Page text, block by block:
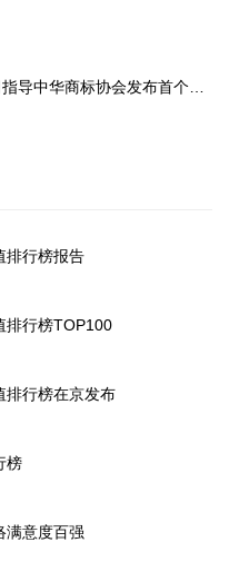
排行榜报告
排行榜TOP100
排行榜在京发布
榜
满意度百强